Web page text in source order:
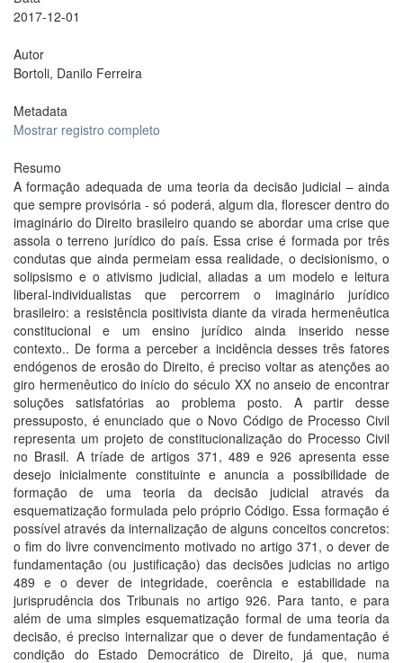
2017-12-01
Autor
Bortoli, Danilo Ferreira
Metadata
Mostrar registro completo
Resumo
A formação adequada de uma teoria da decisão judicial – ainda
que sempre provisória - só poderá, algum dia, florescer dentro do
imaginário do Direito brasileiro quando se abordar uma crise que
assola o terreno jurídico do país. Essa crise é formada por três
condutas que ainda permeiam essa realidade, o decisionismo, o
solipsismo e o ativismo judicial, aliadas a um modelo e leitura
liberal-individualistas que percorrem o imaginário jurídico
brasileiro: a resistência positivista diante da virada hermenêutica
constitucional e um ensino jurídico ainda inserido nesse
contexto.. De forma a perceber a incidência desses três fatores
endógenos de erosão do Direito, é preciso voltar as atenções ao
giro hermenêutico do início do século XX no anseio de encontrar
soluções satisfatórias ao problema posto. A partir desse
pressuposto, é enunciado que o Novo Código de Processo Civil
representa um projeto de constitucionalização do Processo Civil
no Brasil. A tríade de artigos 371, 489 e 926 apresenta esse
desejo inicialmente constituinte e anuncia a possibilidade de
formação de uma teoria da decisão judicial através da
esquematização formulada pelo próprio Código. Essa formação é
possível através da internalização de alguns conceitos concretos:
o fim do livre convencimento motivado no artigo 371, o dever de
fundamentação (ou justificação) das decisões judicias no artigo
489 e o dever de integridade, coerência e estabilidade na
jurisprudência dos Tribunais no artigo 926. Para tanto, e para
além de uma simples esquematização formal de uma teoria da
decisão, é preciso internalizar que o dever de fundamentação é
condição do Estado Democrático de Direito, já que, numa